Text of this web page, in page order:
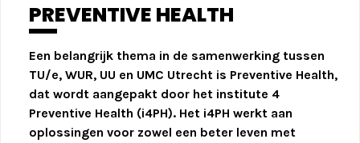
PREVENTIVE HEALTH
Een belangrijk thema in de samenwerking tussen
TU/e, WUR, UU en UMC Utrecht is Preventive Health,
dat wordt aangepakt door het institute 4
Preventive Health (i4PH). Het i4PH werkt aan
oplossingen voor zowel een beter leven met